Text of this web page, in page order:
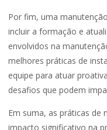
Por fim, uma
incluir a formação e
envolvidos na
melhores práticas de
equipe para atuar
desafios que podem
Em suma, as práticas de
impacto significativo na